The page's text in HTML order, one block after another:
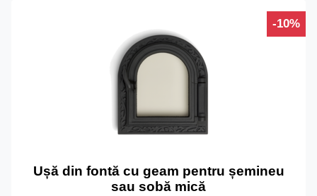
-10%
Ușă din fontă cu geam pentru șemineu
sau sobă mică